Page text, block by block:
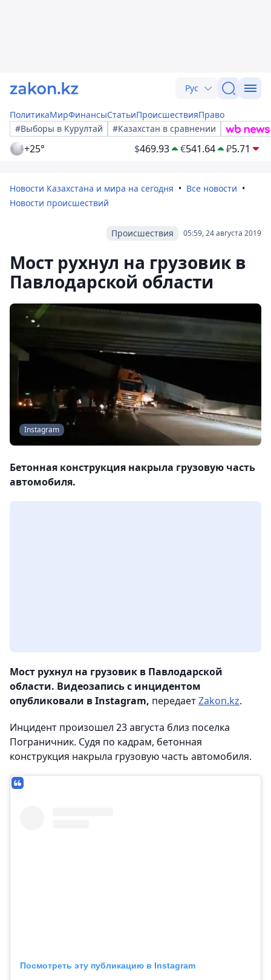
Рус
ПолитикаМирФинансыСтатьиПроисшествияПраво
#Выборы в Курултай
#Казахстан в сравнении
+25° $469.93 €541.64 ₽5.71
Новости Казахстана и мира на сегодня
Все новости
Новости происшествий
05:59, 24 августа 2019
Происшествия
Мост рухнул на грузовик в
Павлодарской области
Instagram
Бетонная конструкция накрыла грузовую часть
автомобиля.
Мост рухнул на грузовик в Павлодарской
области. Видеозапись с инцидентом
опубликовали в Instagram, передаетZakon.kz.
Инцидент произошел 23 августа близ поселка
Пограничник. Судя по кадрам, бетонная
конструкция накрыла грузовую часть автомобиля.
Посмотреть эту публикацию в Instagram